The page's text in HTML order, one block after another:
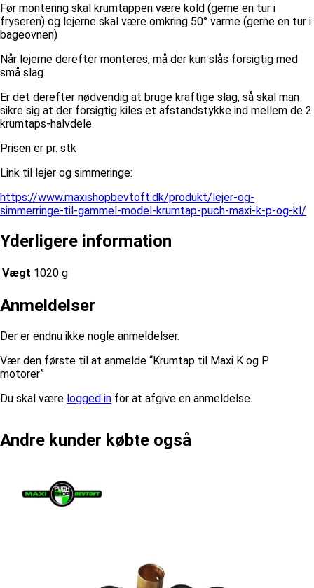
Før montering skal krumtappen være kold (gerne en tur i
fryseren) og lejerne skal være omkring 50° varme (gerne en tur i
bageovnen)
Når lejerne derefter monteres, må der kun slås forsigtig med
små slag.
Er det derefter nødvendig at bruge kraftige slag, så skal man
sikre sig at der forsigtig kiles et afstandstykke ind mellem de 2
krumtaps-halvdele.
Prisen er pr. stk
Link til lejer og simmeringe:
https://www.maxishopbevtoft.dk/produkt/lejer-og-
simmerringe-til-gammel-model-krumtap-puch-maxi-k-p-og-kl/
Yderligere information
Vægt 1020 g
Anmeldelser
Der er endnu ikke nogle anmeldelser.
Vær den første til at anmelde “Krumtap til Maxi K og P
motorer”
Du skal være logged in for at afgive en anmeldelse.
Andre kunder købte også